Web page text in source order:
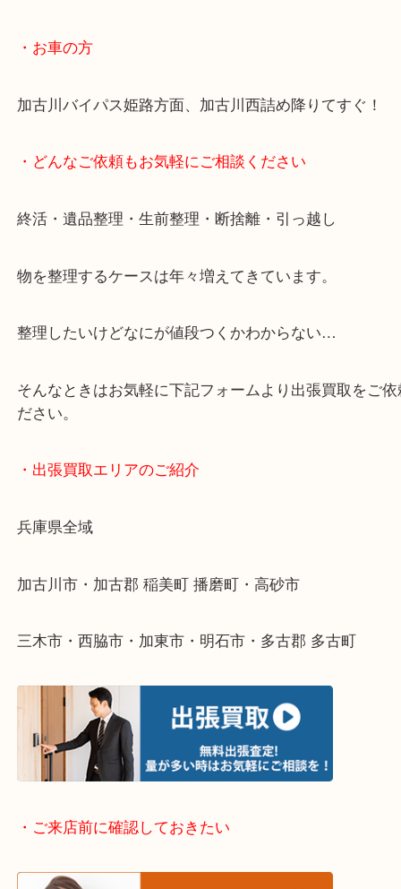
骨董品などの専門知識が必要なお品物もお任せくだ
・最寄り駅
JR神戸線/加古川駅・宝殿駅
・お車の方
終活・遺品整理・生前整理・断捨離・引っ越し
物を整理するケースは年々増えてきています。
整理したいけどなにが値段つくかわからない…
そんなときはお気軽に下記フォームより出張買取を
・出張買取エリアのご紹介
兵庫県全域
三木市・西脇市・加東市・明石市・多古郡 多古町